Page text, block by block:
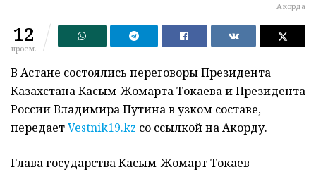
Акорда
12
просм.
В Астане состоялись переговоры Президента
Казахстана Касым-Жомарта Токаева и Президента
России Владимира Путина в узком составе,
передаетVestnik19.kz со ссылкой на Акорду.
Глава государства Касым-Жомарт Токаев